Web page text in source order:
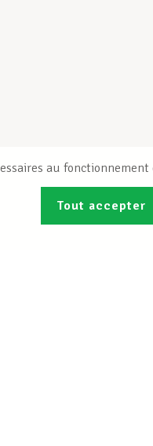
au
Tout accepter